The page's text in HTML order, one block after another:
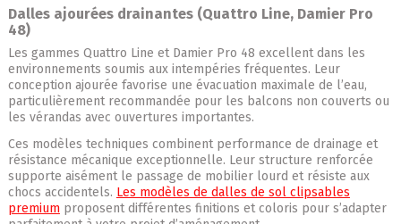
Dalles ajourées drainantes (Quattro Line, Damier Pro
48)
Les gammes Quattro Line et Damier Pro 48 excellent dans les
environnements soumis aux intempéries fréquentes. Leur
conception ajourée favorise une évacuation maximale de l’eau,
particulièrement recommandée pour les balcons non couverts ou
les vérandas avec ouvertures importantes.
Ces modèles techniques combinent performance de drainage et
résistance mécanique exceptionnelle. Leur structure renforcée
supporte aisément le passage de mobilier lourd et résiste aux
chocs accidentels. Les modèles de dalles de sol clipsables
premium proposent différentes finitions et coloris pour s’adapter